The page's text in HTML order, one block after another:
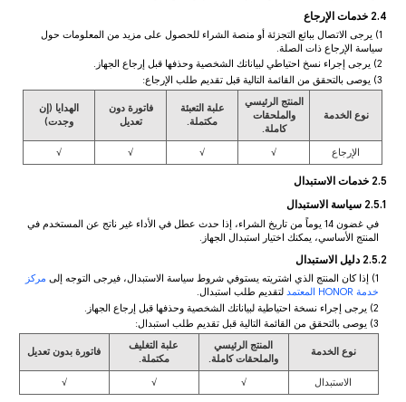
2.4 خدمات الإرجاع
1) يرجى الاتصال ببائع التجزئة أو منصة الشراء للحصول على مزيد من المعلومات حول
سياسة الإرجاع ذات الصلة.
2) يرجى إجراء نسخ احتياطي لبياناتك الشخصية وحذفها قبل إرجاع الجهاز.
3) يوصى بالتحقق من القائمة التالية قبل تقديم طلب الإرجاع:
نوع الخدمة
المنتج الرئيسي
والملحقات
كاملة.
علبة التعبئة
مكتملة.
فاتورة دون
تعديل
الهدايا (إن
وجدت)
الإرجاع √
√
√
√
2.5 خدمات الاستبدال
2.5.1 سياسة الاستبدال
في غضون 14 يوماً من تاريخ الشراء، إذا حدث عطل في الأداء غير ناتج عن المستخدم في
المنتج الأساسي، يمكنك اختيار استبدال الجهاز.
2.5.2 دليل الاستبدال
1) إذا كان المنتج الذي اشتريته يستوفي شروط سياسة الاستبدال، فيرجى التوجه إلى
مركز
خدمة HONOR المعتمد
لتقديم طلب استبدال.
2) يرجى إجراء نسخة احتياطية لبياناتك الشخصية وحذفها قبل إرجاع الجهاز.
3) يوصى بالتحقق من القائمة التالية قبل تقديم طلب استبدال:
نوع الخدمة
المنتج الرئيسي
والملحقات كاملة.
علبة التغليف
مكتملة.
فاتورة بدون تعديل
الاستبدال √
√
√